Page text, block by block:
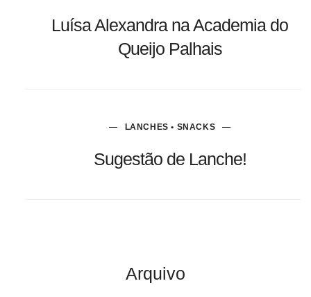
Luísa Alexandra na Academia do
Queijo Palhais
LANCHES • SNACKS
Sugestão de Lanche!
Arquivo